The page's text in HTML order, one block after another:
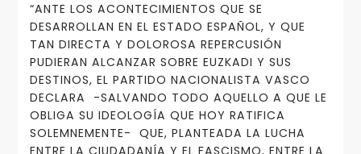
“ANTE LOS ACONTECIMIENTOS QUE SE
DESARROLLAN EN EL ESTADO ESPAÑOL, Y QUE
TAN DIRECTA Y DOLOROSA REPERCUSIÓN
PUDIERAN ALCANZAR SOBRE EUZKADI Y SUS
DESTINOS, EL PARTIDO NACIONALISTA VASCO
DECLARA -SALVANDO TODO AQUELLO A QUE LE
OBLIGA SU IDEOLOGÍA QUE HOY RATIFICA
SOLEMNEMENTE- QUE, PLANTEADA LA LUCHA